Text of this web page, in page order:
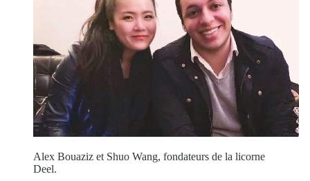
Alex Bouaziz et Shuo Wang, fondateurs de la licorne
Deel.